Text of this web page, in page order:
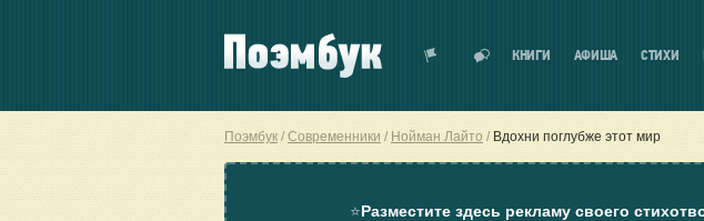
КНИГИ АФИША СТИХИ
Поэмбук Современники Нойман Лайто Вдохни поглубже этот мир
⭐Разместите здесь рекламу своего